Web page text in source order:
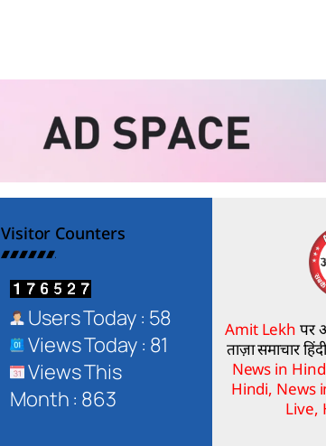
Visitor Counters
Users Today : 58
Views Today : 81
Views This
Month : 863
Amit Lekh पर
ताज़ा समाचार
News in
Hindi, News
Live,